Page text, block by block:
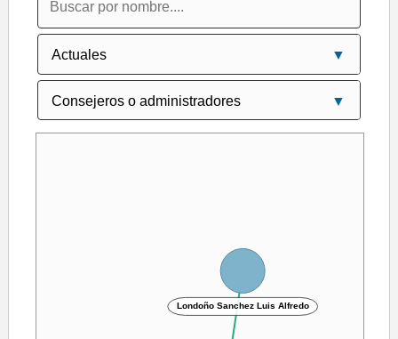
Londoño Sanchez Luis Alfredo